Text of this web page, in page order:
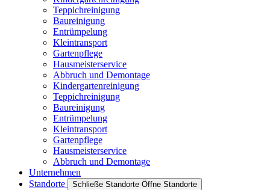
Teppichreinigung
Baureinigung
Entrümpelung
Kleintransport
Gartenpflege
Hausmeisterservice
Abbruch und Demontage
Kindergartenreinigung
Teppichreinigung
Baureinigung
Entrümpelung
Kleintransport
Gartenpflege
Hausmeisterservice
Abbruch und Demontage
Unternehmen
Standorte
Schließe Standorte Öffne Standorte